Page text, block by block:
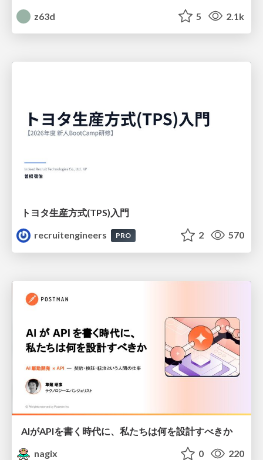
z63d
5 2.1k
トヨタ⽣産⽅式(TPS)⼊⾨
recruitengineers
PRO 2 570
AIがAPIを書く時代に、私たちは何を設計すべきか
nagix
0 220